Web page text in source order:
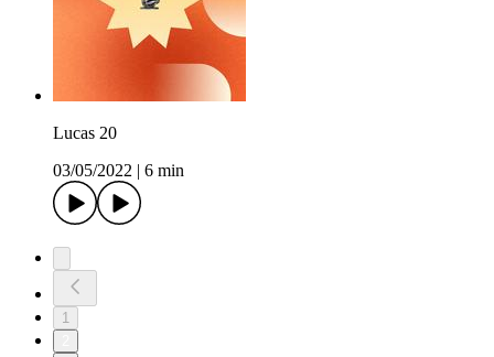
Lucas 20
03/05/2022
6 min
1